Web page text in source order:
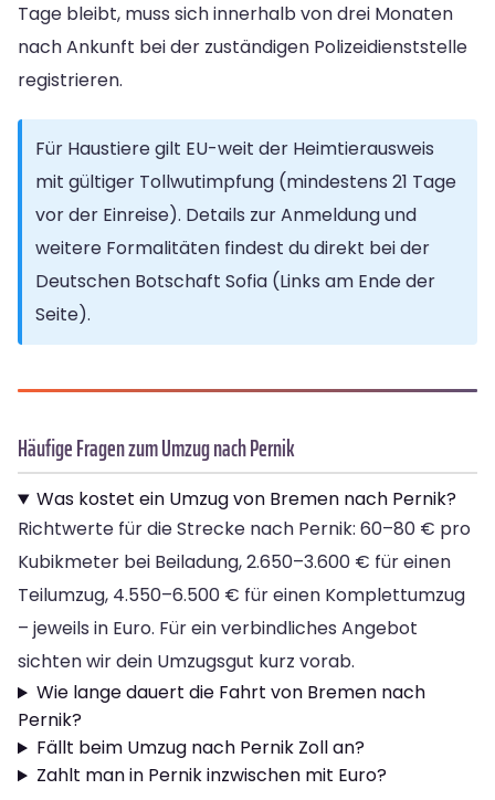
Tage bleibt, muss sich innerhalb von drei Monaten
nach Ankunft bei der zuständigen Polizeidienststelle
registrieren.
Für Haustiere gilt EU-weit der Heimtierausweis
mit gültiger Tollwutimpfung (mindestens 21 Tage
vor der Einreise). Details zur Anmeldung und
weitere Formalitäten findest du direkt bei der
Deutschen Botschaft Sofia (Links am Ende der
Seite).
Häufige Fragen zum Umzug nach Pernik
Was kostet ein Umzug von Bremen nach Pernik?
Richtwerte für die Strecke nach Pernik: 60–80 € pro
Kubikmeter bei Beiladung, 2.650–3.600 € für einen
Teilumzug, 4.550–6.500 € für einen Komplettumzug
– jeweils in Euro. Für ein verbindliches Angebot
sichten wir dein Umzugsgut kurz vorab.
Wie lange dauert die Fahrt von Bremen nach
Pernik?
Fällt beim Umzug nach Pernik Zoll an?
Zahlt man in Pernik inzwischen mit Euro?